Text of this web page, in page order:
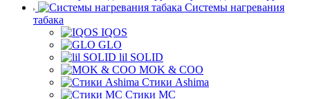
Системы нагревания
табака
IQOS
GLO
lil SOLID
MOK & COO
Стики Ashima
Стики MC